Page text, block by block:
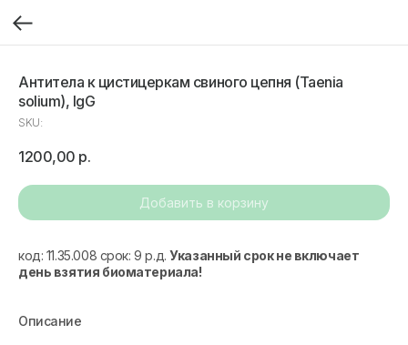
Антитела к цистицеркам свиного цепня (Taenia
solium), IgG
SKU:
1200,00 р.
Добавить в корзину
код: 11.35.008 срок: 9 р.д.Указанный срок не включает
день взятия биоматериала!
Описание